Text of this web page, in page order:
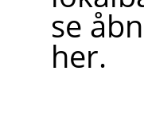
se
her.